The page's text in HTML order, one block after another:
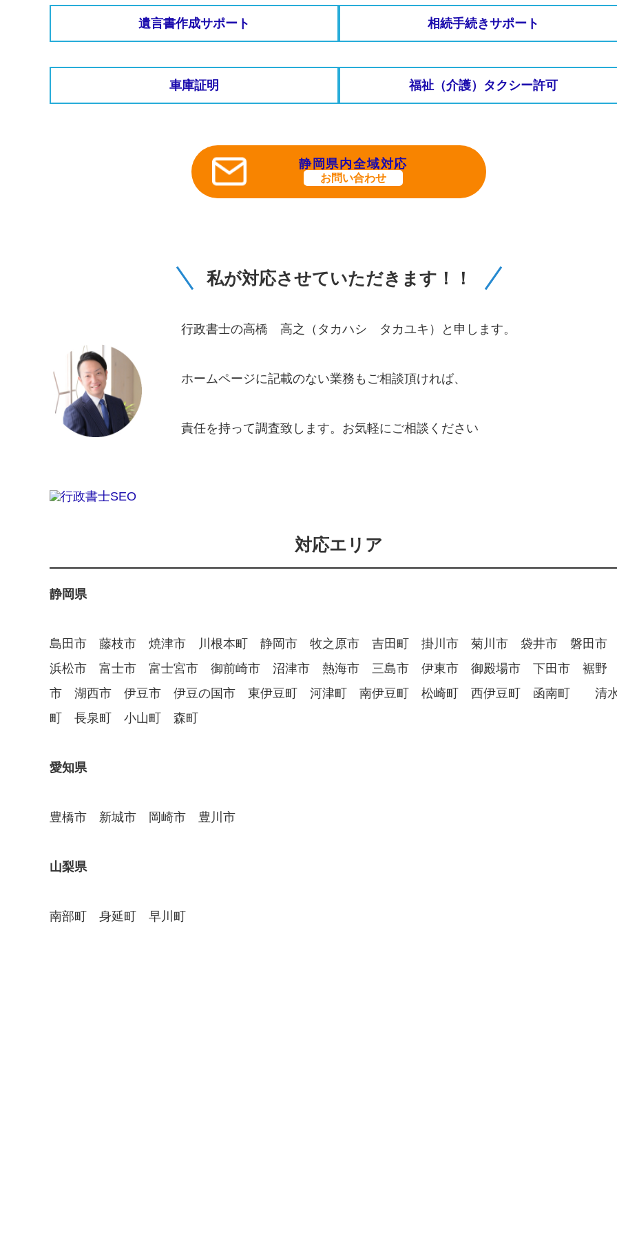
遺言書作成サポート 相続手続きサポート
車庫証明 福祉（介護）タクシー許可
静岡県内全域対応
お問い合わせ
私が対応させていただきます！！
行政書士の高橋 高之（タカハシ タカユキ）と申します。
ホームページに記載のない業務もご相談頂ければ、
責任を持って調査致します。お気軽にご相談ください
対応エリア
静岡県
島田市 藤枝市 焼津市 川根本町 静岡市 牧之原市 吉田町 掛川市 菊川市 袋井市 磐田
浜松市 富士市 富士宮市 御前崎市 沼津市 熱海市 三島市 伊東市 御殿場市 下田市 裾野
市 湖西市 伊豆市 伊豆の国市 東伊豆町 河津町 南伊豆町 松崎町 西伊豆町 函南町 清
町 長泉町 小山町 森町
愛知県
豊橋市 新城市 岡崎市 豊川市
山梨県
南部町 身延町 早川町